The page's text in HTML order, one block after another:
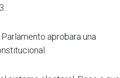
aprobara una